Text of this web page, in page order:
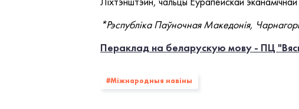
*Рэспубліка Паўночная Македонія,
Пераклад на беларускую мову - ПЦ
#Міжнародныя навіны